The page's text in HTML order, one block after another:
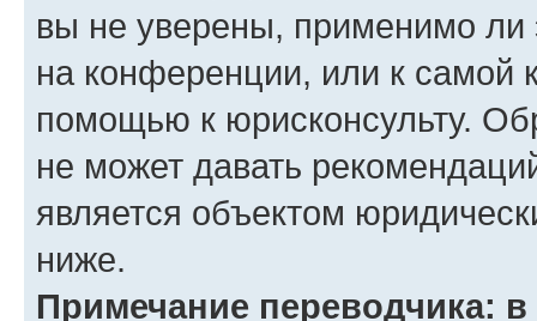
вы не уверены, применимо ли
на конференции, или к самой
помощью к юрисконсульту.
не может давать
является объектом
ниже.
Примечание переводчика: